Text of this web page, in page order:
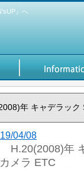
』へ
年 キャデラック
04/08
H.20(2008)年
メラ ETC